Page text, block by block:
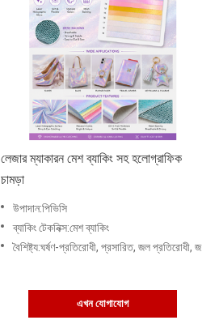
লেজার ম্যাকারন মেশ ব্যাকিং সহ হলোগ্রাফিক
চামড়া
উপাদান:পিভিসি
ব্যাকিং টেকনিক্স:মেশ ব্যাকিং
বৈশিষ্ট্য:ঘর্ষণ-প্রতিরোধী, প্রসারিত, জল প্রতিরোধী, জলরোধী, বায়ু প্রুফ
এখন যোগাযোগ